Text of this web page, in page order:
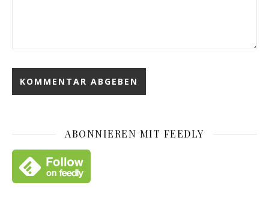
ABONNIEREN MIT FEEDLY